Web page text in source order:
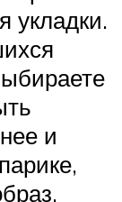
укладки.
и